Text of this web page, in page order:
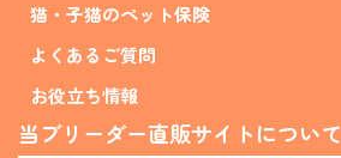
猫・子猫のペット保険
よくあるご質問
お役立ち情報
当ブリーダー直販サイトについて